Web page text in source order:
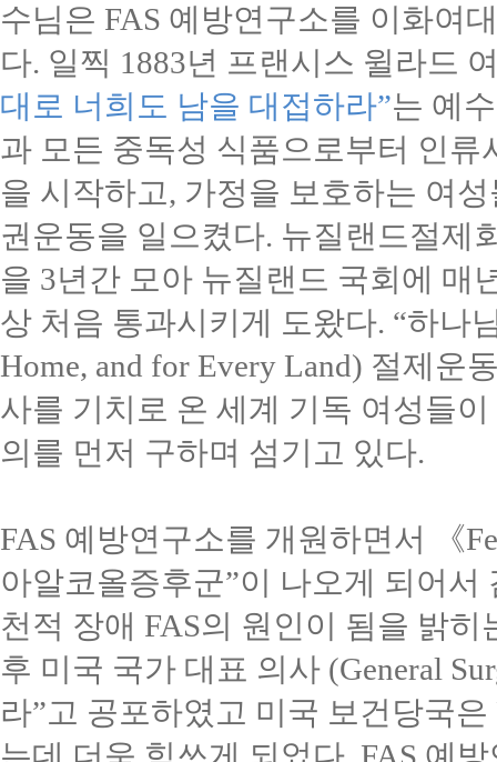
수님은 FAS 예방연구소를 이화여
다. 일찍 1883년 프랜시스 윌라드
대로 너희도 남을 대접하라”는 예
과 모든 중독성 식품으로부터 인
을 시작하고, 가정을 보호하는 여
권운동을 일으켰다. 뉴질랜드절제
을 3년간 모아 뉴질랜드 국회에 매
상 처음 통과시키게 도왔다. “하나
Home, and for Every Land) 절제운
사를 기치로 온 세계 기독 여성들
의를 먼저 구하며 섬기고 있다.
FAS 예방연구소를 개원하면서 《
아알코올증후군”이 나오게 되어서
천적 장애 FAS의 원인이 됨을 밝
후 미국 국가 대표 의사 (General
라”고 공포하였고 미국 보건당국은